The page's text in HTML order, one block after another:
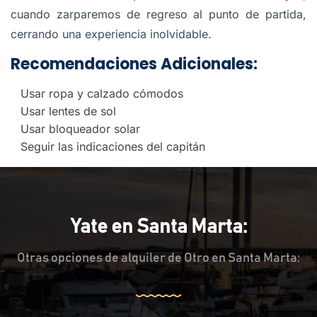
cuando zarparemos de regreso al punto de partida,
cerrando una experiencia inolvidable.
Recomendaciones Adicionales:
Usar ropa y calzado cómodos
Usar lentes de sol
Usar bloqueador solar
Seguir las indicaciones del capitán
Yate en Santa Marta:
Otras opciones de alquiler de Otro en Santa Marta: